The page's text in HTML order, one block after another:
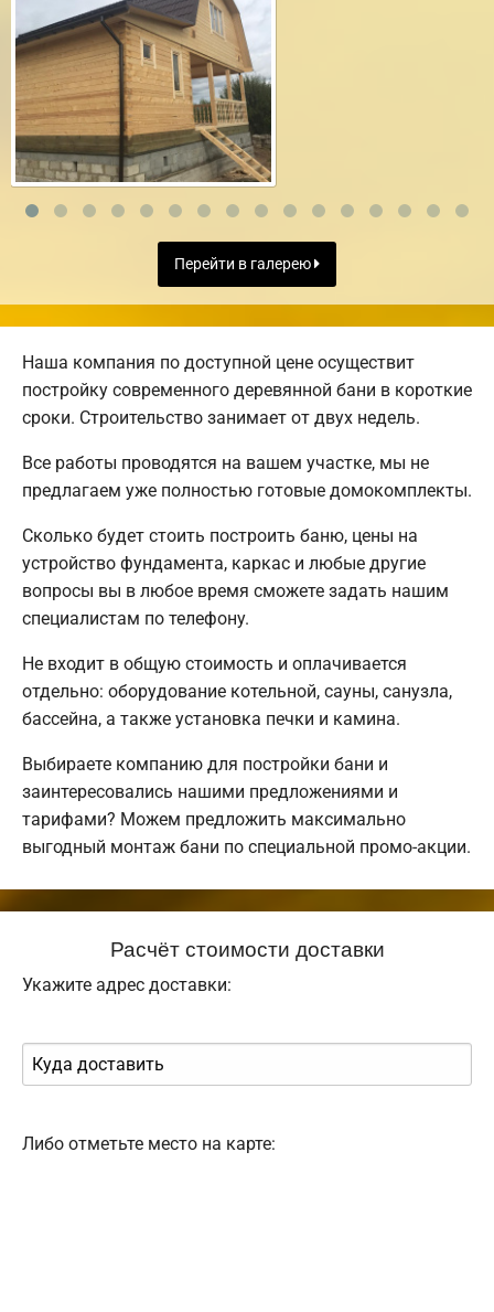
Перейти в галерею
Наша компания по доступной цене осуществит
постройку современного деревянной бани в короткие
сроки. Строительство занимает от двух недель.
Все работы проводятся на вашем участке, мы не
предлагаем уже полностью готовые домокомплекты.
Сколько будет стоить построить баню, цены на
устройство фундамента, каркас и любые другие
вопросы вы в любое время сможете задать нашим
специалистам по телефону.
Не входит в общую стоимость и оплачивается
отдельно: оборудование котельной, сауны, санузла,
бассейна, а также установка печки и камина.
Выбираете компанию для постройки бани и
заинтересовались нашими предложениями и
тарифами? Можем предложить максимально
выгодный монтаж бани по специальной промо-акции.
Расчёт стоимости доставки
Укажите адрес доставки:
Либо отметьте место на карте: